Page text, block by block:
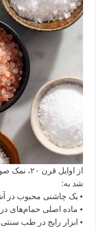
از اوایل
شد به:
• یک چاشنی محبوب در
• ماده اصلی حمام‌های
• ابزار رایج در طب